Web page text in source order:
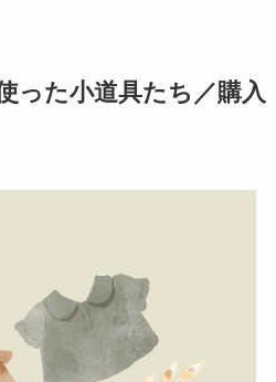
った小道具たち／購入